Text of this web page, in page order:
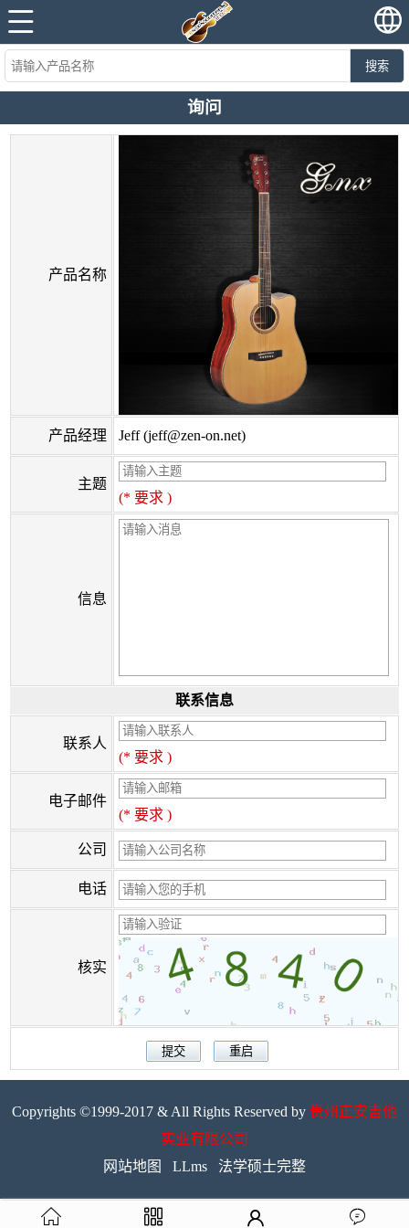
搜索
询问
产品名称
产品经理 Jeff (jeff@zen-on.net)
主题
(* 要求 )
信息
联系信息
联系人
(* 要求 )
电子邮件
(* 要求 )
公司
电话
核实
Copyrights ©1999-2017 & All Rights Reserved by 贵州正安吉他
实业有限公司
网站地图
LLms 法学硕士完整